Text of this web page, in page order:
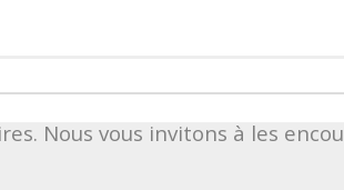
Nous vous invitons à les